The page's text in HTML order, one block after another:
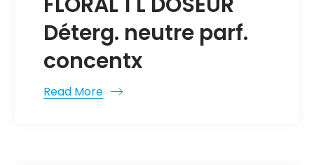
Déterg. neutre parf.
concentx
Read More